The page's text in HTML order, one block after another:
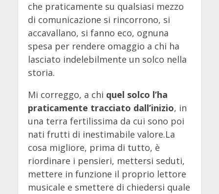
che praticamente su qualsiasi mezzo
di comunicazione si rincorrono, si
accavallano, si fanno eco, ognuna
spesa per rendere omaggio a chi ha
lasciato indelebilmente un solco nella
storia.
Mi correggo, a chi quel solco l’ha
praticamente tracciato dall’inizio, in
una terra fertilissima da cui sono poi
nati frutti di inestimabile valore.La
cosa migliore, prima di tutto, è
riordinare i pensieri, mettersi seduti,
mettere in funzione il proprio lettore
musicale e smettere di chiedersi quale